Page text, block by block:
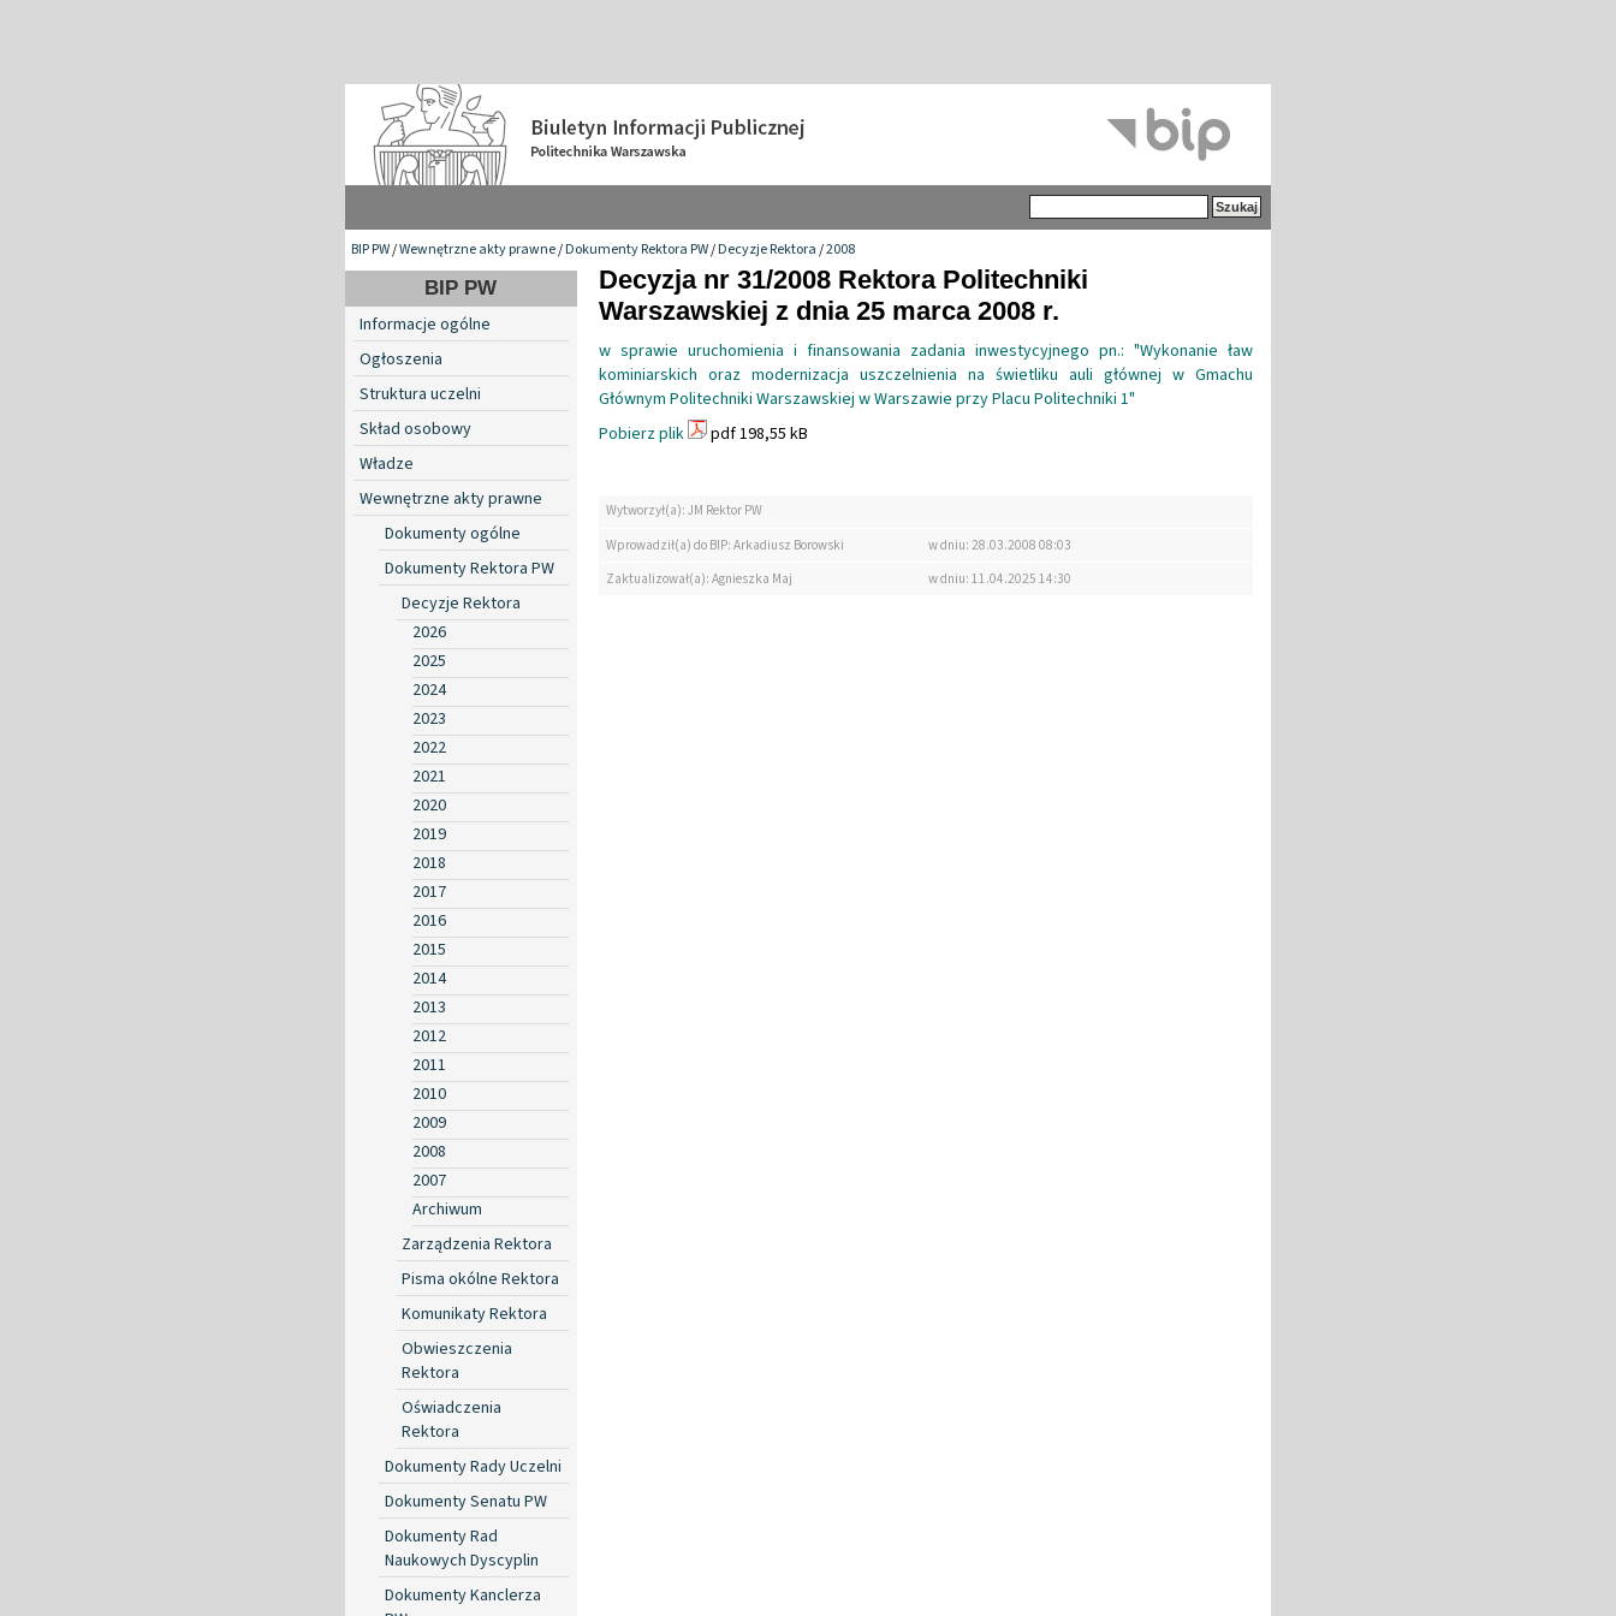
BIP PW/Wewnętrzne akty prawne/Dokumenty Rektora PW/Decyzje Rektora/2008
BIP PW
Informacje ogólne
Ogłoszenia
Struktura uczelni
Skład osobowy
Władze
Wewnętrzne akty prawne
Dokumenty ogólne
Dokumenty Rektora PW
Decyzje Rektora
2026
2025
2024
2023
2022
2021
2020
2019
2018
2017
2016
2015
2014
2013
2012
2011
2010
2009
2008
2007
Archiwum
Zarządzenia Rektora
Pisma okólne Rektora
Komunikaty Rektora
Obwieszczenia
Rektora
Oświadczenia
Rektora
Dokumenty Rady Uczelni
Dokumenty Senatu PW
Dokumenty Rad
Naukowych Dyscyplin
Dokumenty Kanclerza
Decyzja nr 31/2008 Rektora Politechniki
Warszawskiej z dnia 25 marca 2008 r.
w sprawie uruchomienia i finansowania zadania inwestycyjnego pn.: "Wykonanie ław
kominiarskich oraz modernizacja uszczelnienia na świetliku auli głównej w Gmachu
Głównym Politechniki Warszawskiej w Warszawie przy Placu Politechniki 1"
Pobierz plik
pdf 198,55 kB
Wytworzył(a): JM Rektor PW
Wprowadził(a) do BIP: Arkadiusz Borowski
w dniu: 28.03.2008 08:03
Zaktualizował(a): Agnieszka Maj
w dniu: 11.04.2025 14:30